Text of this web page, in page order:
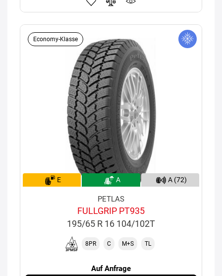
Economy-Klasse
E A A (72)
PETLAS
FULLGRIP PT935
195/65 R 16 104/102T
8PR C M+S TL
Auf Anfrage